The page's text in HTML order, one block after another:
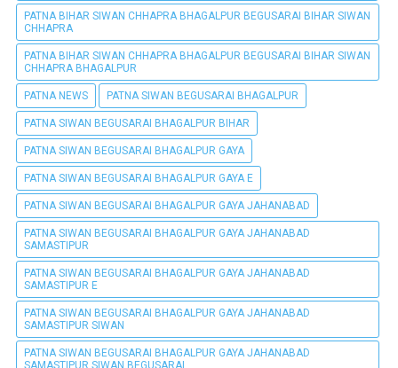
PATNA BIHAR SIWAN CHHAPRA BHAGALPUR BEGUSARAI BIHAR SIWAN
CHHAPRA
PATNA BIHAR SIWAN CHHAPRA BHAGALPUR BEGUSARAI BIHAR SIWAN
CHHAPRA BHAGALPUR
PATNA NEWS PATNA SIWAN BEGUSARAI BHAGALPUR
PATNA SIWAN BEGUSARAI BHAGALPUR BIHAR
PATNA SIWAN BEGUSARAI BHAGALPUR GAYA
PATNA SIWAN BEGUSARAI BHAGALPUR GAYA E
PATNA SIWAN BEGUSARAI BHAGALPUR GAYA JAHANABAD
PATNA SIWAN BEGUSARAI BHAGALPUR GAYA JAHANABAD
SAMASTIPUR
PATNA SIWAN BEGUSARAI BHAGALPUR GAYA JAHANABAD
SAMASTIPUR E
PATNA SIWAN BEGUSARAI BHAGALPUR GAYA JAHANABAD
SAMASTIPUR SIWAN
PATNA SIWAN BEGUSARAI BHAGALPUR GAYA JAHANABAD